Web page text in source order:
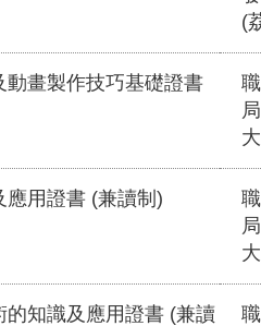
(
動畫製作技巧基礎證書
應用證書 (兼讀制)
的知識及應用證書 (兼讀